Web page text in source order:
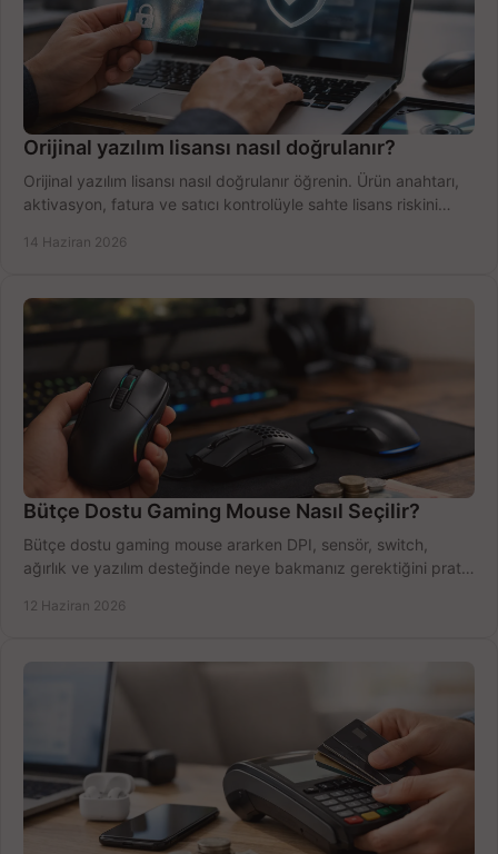
Orijinal yazılım lisansı nasıl doğrulanır?
Orijinal yazılım lisansı nasıl doğrulanır öğrenin. Ürün anahtarı,
aktivasyon, fatura ve satıcı kontrolüyle sahte lisans riskini
14 Haziran 2026
Bütçe Dostu Gaming Mouse Nasıl Seçilir?
Bütçe dostu gaming mouse ararken DPI, sensör, switch,
ağırlık ve yazılım desteğinde neye bakmanız gerektiğini pratik
12 Haziran 2026